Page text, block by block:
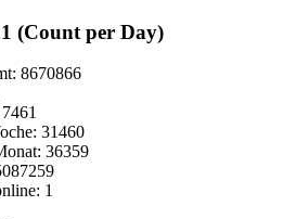
(Count per Day)
8670866
31460
36359
1